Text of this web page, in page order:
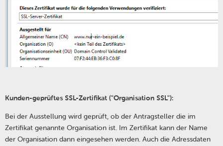
Kunden-geprüftes SSL-Zertifikat ("Organisation SSL"):
Bei der Ausstellung wird geprüft, ob der Antragsteller die im
Zertifikat genannte Organisation ist. Im Zertifikat kann der Name
der Organisation dann eingesehen werden. Auch die Adressdaten